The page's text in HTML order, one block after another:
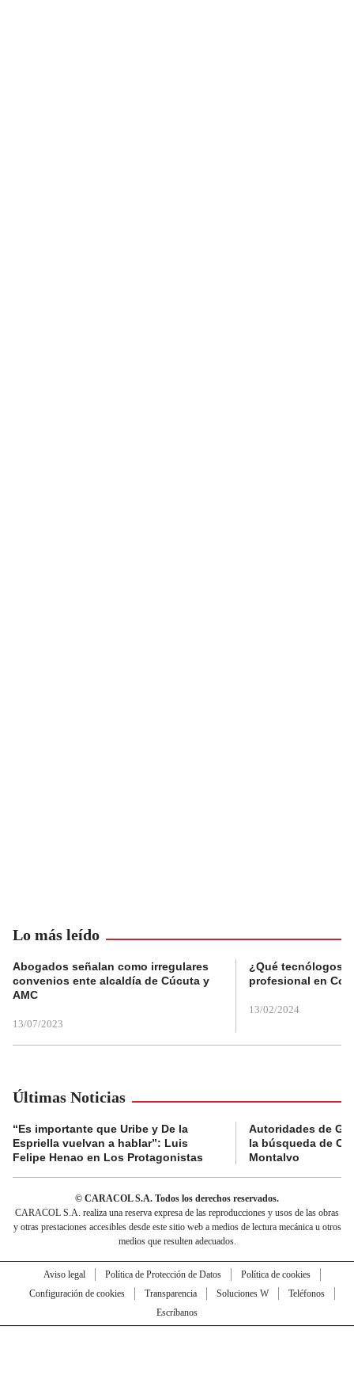
Lo más leído
Abogados señalan como irregulares
convenios ente alcaldía de Cúcuta y
AMC
13/07/2023
¿Qué tecnólogos
profesional en
13/02/2024
Últimas Noticias
“Es importante que Uribe y De la
Espriella vuelvan a hablar”: Luis
Felipe Henao en Los Protagonistas
Autoridades de
la búsqueda de
Montalvo
© CARACOL S.A. Todos los derechos reservados.
CARACOL S.A. realiza una reserva expresa de las reproducciones y usos de las obras
y otras prestaciones accesibles desde este sitio web a medios de lectura mecánica u otros
medios que resulten adecuados.
Aviso legal Política de Protección de Datos
Política de cookies
Configuración de cookies
Transparencia Soluciones W
Teléfonos
Escríbanos